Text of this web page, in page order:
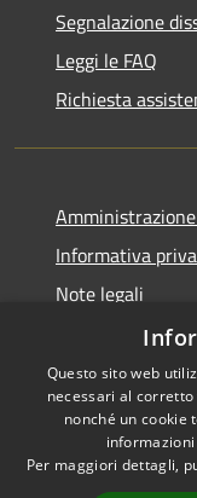
Segnalazione
Leggi le FAQ
Richiesta
Informativa
Note legali
Dichiarazione di
RSS
Accessibilità
Questo sito web
necessari al
nonché un cookie
Per maggiori dettagli,